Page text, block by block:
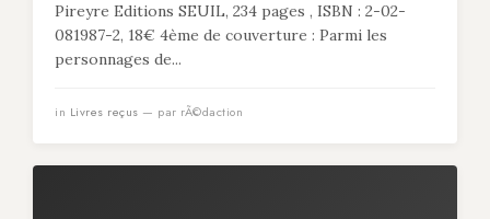
Pireyre Editions SEUIL, 234 pages , ISBN : 2-02-
081987-2, 18€ 4ème de couverture : Parmi les
personnages de...
in Livres reçus — par rÃ©daction